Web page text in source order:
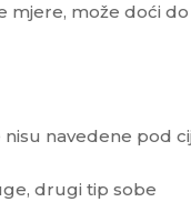
mjere, može doći
navedene pod
drugi tip sobe